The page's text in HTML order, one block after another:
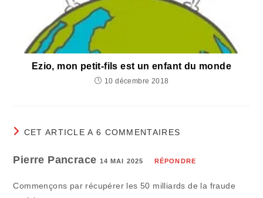
Ezio, mon petit-fils est un enfant du monde
10 décembre 2018
CET ARTICLE A 6 COMMENTAIRES
Pierre Pancrace 14 MAI 2025 RÉPONDRE
Commençons par récupérer les 50 milliards de la fraude